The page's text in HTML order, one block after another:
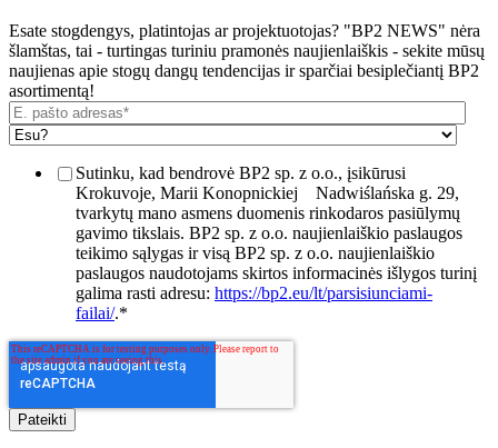
Esate stogdengys, platintojas ar projektuotojas? "BP2 NEWS" nėra
šlamštas, tai - turtingas turiniu pramonės naujienlaiškis - sekite mūsų
naujienas apie stogų dangų tendencijas ir sparčiai besiplečiantį BP2
asortimentą!
Sutinku, kad bendrovė BP2 sp. z o.o., įsikūrusi
Krokuvoje, Marii Konopnickiej
Nadwiślańska g. 29,
tvarkytų mano asmens duomenis rinkodaros pasiūlymų
gavimo tikslais. BP2 sp. z o.o. naujienlaiškio paslaugos
teikimo sąlygas ir visą BP2 sp. z o.o. naujienlaiškio
paslaugos naudotojams skirtos informacinės išlygos turinį
galima rasti adresu: https://bp2.eu/lt/parsisiunciami-
failai/.*